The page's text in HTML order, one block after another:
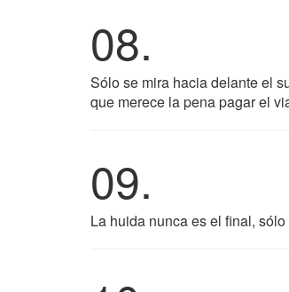
08.
Sólo se mira hacia delante el
que merece la pena pagar el
09.
La huida nunca es el final, sólo